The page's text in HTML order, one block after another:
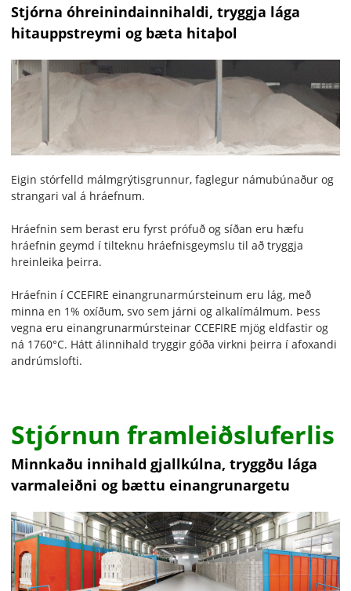
Stjórna óhreinindainnihaldi, tryggja lága
hitauppstreymi og bæta hitaþol
Eigin stórfelld málmgrýtisgrunnur, faglegur námubúnaður og
strangari val á hráefnum.
Hráefnin sem berast eru fyrst prófuð og síðan eru hæfu
hráefnin geymd í tilteknu hráefnisgeymslu til að tryggja
hreinleika þeirra.
Hráefnin í CCEFIRE einangrunarmúrsteinum eru lág, með
minna en 1% oxíðum, svo sem járni og alkalímálmum. Þess
vegna eru einangrunarmúrsteinar CCEFIRE mjög eldfastir og
ná 1760°C. Hátt álinnihald tryggir góða virkni þeirra í afoxandi
andrúmslofti.
Stjórnun framleiðsluferlis
Minnkaðu innihald gjallkúlna, tryggðu lága
varmaleiðni og bættu einangrunargetu